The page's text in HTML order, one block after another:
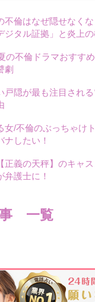
不倫はなぜ隠せなく
ジタル証拠」と炎上
の不倫ドラマおすす
劇
戸隠が最も注目され
女/不倫のぶっちゃけ
ナしたい！
正義の天秤】のキャ
弁護士に！
一覧